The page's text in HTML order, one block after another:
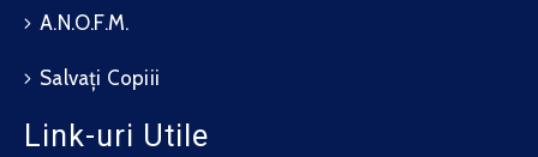
A.N.O.F.M.
Salvați Copiii
Link-uri Utile